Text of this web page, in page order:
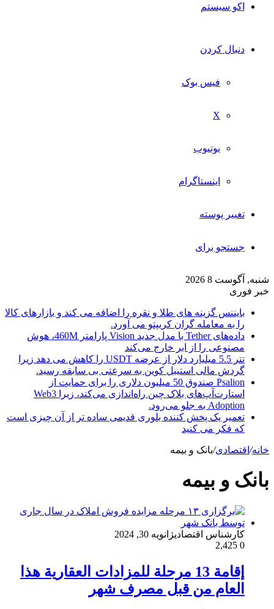
اکو سیستم
دنبال کردن
فیس بوک
X
یوتیوب
اینستاگرام
تغییر پوسته
جستجو برای
شنبه, آگوست 8 2026
خبر فوری
بایننس گزینه های طلا و نقره را اضافه می کند و بازارهای کالا
را به معامله گران کریپتو می آورد.
داده‌های Tether با مدل جدید Vision پارامتر 460M، هوش
مصنوعی را از ابر خارج می‌کند
تتر 5.5 میلیارد دلار از عرضه USDT را کاهش می دهد زیرا
گردش مالی استیبل کوین به سرعتی بی سابقه رسید.
Psalion صندوق 50 میلیون دلاری را برای حمایت از
استارت‌آپ‌های بلاک چین راه‌اندازی می‌کند، زیرا Web3
Adoption به جلو می‌رود.
تعمیر یک پخش کننده بلوری قدیمی ساده تر از آن چیزی است
که فکر می کنید
خانه/ اقتصادی/بانک و بیمه
بانک و بیمه
کارشناس اقتصادیژانویه 30, 2024
0
إقامة 13 مرحلة للمزادات العقارية هذا
العام من قبل مصرف شهر